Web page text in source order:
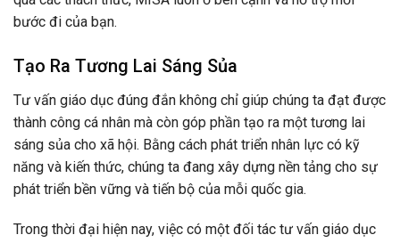
bước đi của bạn.
Tạo Ra Tương Lai Sáng Sủa
Tư vấn giáo dục đúng đắn không chỉ giúp chúng ta đạt được
thành công cá nhân mà còn góp phần tạo ra một tương lai
sáng sủa cho xã hội. Bằng cách phát triển nhân lực có kỹ
năng và kiến thức, chúng ta đang xây dựng nền tảng cho sự
phát triển bền vững và tiến bộ của mỗi quốc gia.
Trong thời đại hiện nay, việc có một đối tác tư vấn giáo dục